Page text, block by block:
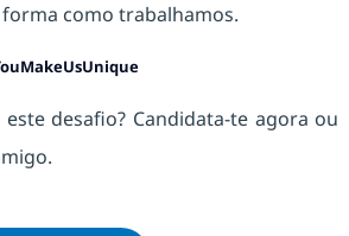
como trabalhamos.
desafio? Candidata-te agora ou